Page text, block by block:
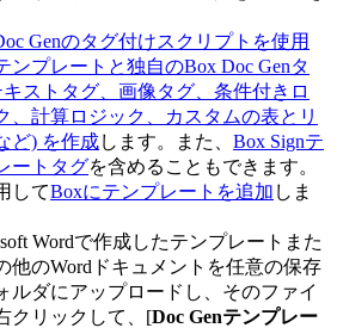
Genのタグ付けスクリプトを使用
ンプレートと独自のBox Doc Genタ
キストタグ、画像タグ、条件付きロ
、計算ロジック、カスタムの表とリ
ど) を作成します。また、 Box Signテ
ートタグを含めることもできます。
してBoxにテンプレートを追加 しま
Wordで作成したテンプレートまた
他のWordドキュメントを任意の保存
ルダにアップロードし、そのファイ
クリックして、[Doc Genテンプレー